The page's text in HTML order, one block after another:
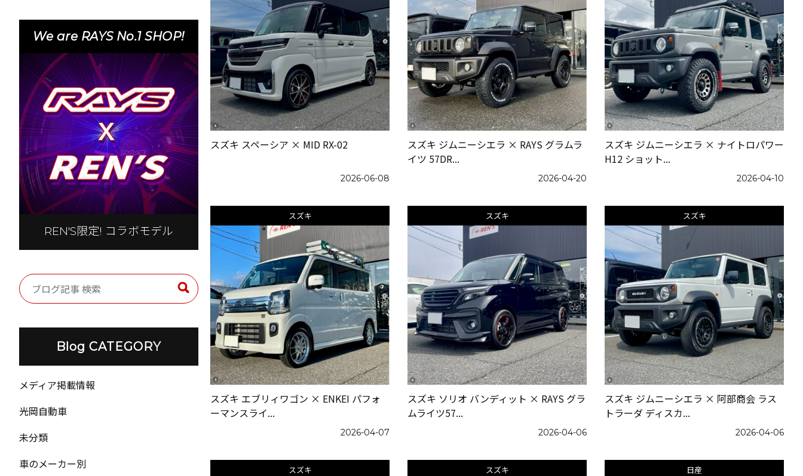
We are RAYS No.1 SHOP!
REN'S限定! コラボモデル
Blog CATEGORY
メディア掲載情報
光岡自動車
未分類
車のメーカー別
スズキ スペーシア × MID RX-02
2026-06-08
スズキ ジムニーシエラ × RAYS グラムラ
イツ 57DR...
2026-04-20
スズキ ジムニーシエラ × ナイトロパワー
H12 ショット...
2026-04-10
スズキ
スズキ エブリィワゴン × ENKEI パフォ
ーマンスライ...
2026-04-07
スズキ
スズキ ソリオ バンディット × RAYS グラ
ムライツ57...
2026-04-06
スズキ
スズキ ジムニーシエラ × 阿部商会 ラス
トラーダ ディスカ...
2026-04-06
スズキ スズキ 日産